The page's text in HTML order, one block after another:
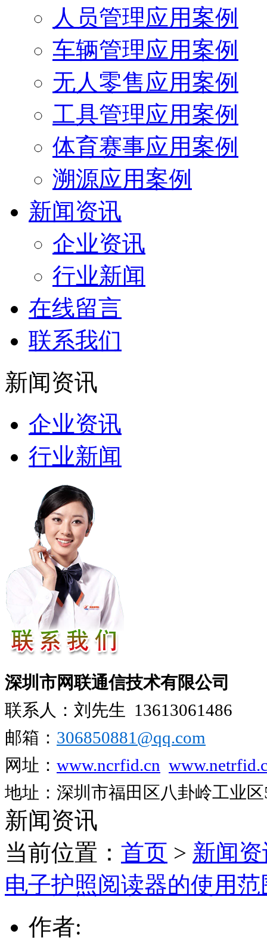
人员管理应用案例
车辆管理应用案例
无人零售应用案例
工具管理应用案例
体育赛事应用案例
溯源应用案例
新闻资讯
企业资讯
行业新闻
在线留言
联系我们
新闻资讯
企业资讯
行业新闻
深圳市网联通信技术有限公司
联系人：刘先生 13613061486
邮箱： 306850881​@qq.com
网址： www.ncrfid.cn
地址：深圳市福田区八卦岭工业
新闻资讯
当前位置： 首页 > 新闻
电子护照阅读器的使用范
作者: